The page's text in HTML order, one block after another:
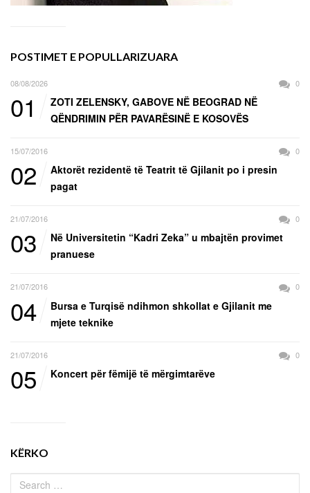
POSTIMET E POPULLARIZUARA
08/08/2026 0
01
ZOTI ZELENSKY, GABOVE NË BEOGRAD NË
QËNDRIMIN PËR PAVARËSINË E KOSOVËS
15/07/2016 0
02
Aktorët rezidentë të Teatrit të Gjilanit po i presin
pagat
21/07/2016 0
03
Në Universitetin “Kadri Zeka” u mbajtën provimet
pranuese
21/07/2016 0
04
Bursa e Turqisë ndihmon shkollat e Gjilanit me
mjete teknike
21/07/2016 0
05 Koncert për fëmijë të mërgimtarëve
KËRKO